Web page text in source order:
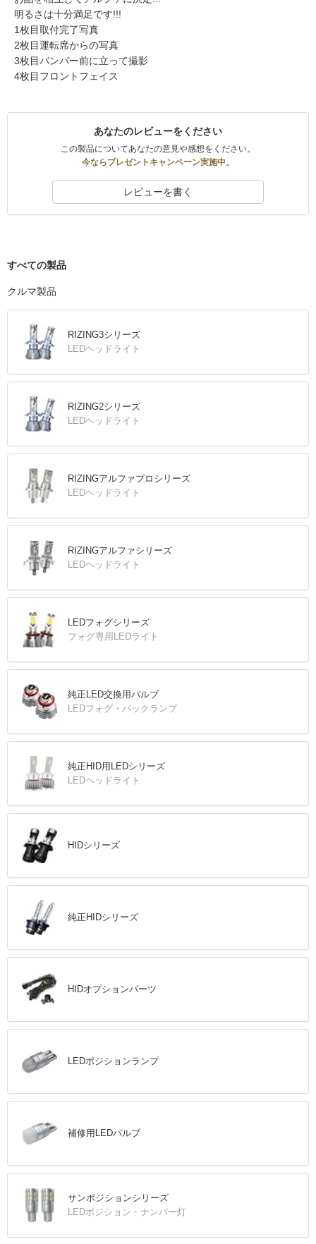
明るさは十分満足です!!!
1枚目取付完了写真
2枚目運転席からの写真
3枚目バンパー前に立って撮影
4枚目フロントフェイス
あなたのレビューをください
この製品についてあなたの意見や感想をください。
今ならプレゼントキャンペーン実施中。
レビューを書く
すべての製品
クルマ製品
RIZING3シリーズ
LEDヘッドライト
RIZING2シリーズ
LEDヘッドライト
RIZINGアルファプロシリーズ
LEDヘッドライト
RIZINGアルファシリーズ
LEDヘッドライト
LEDフォグシリーズ
フォグ専用LEDライト
純正LED交換用バルブ
LEDフォグ・バックランプ
純正HID用LEDシリーズ
LEDヘッドライト
HIDシリーズ
純正HIDシリーズ
HIDオプションパーツ
LEDポジションランプ
補修用LEDバルブ
サンポジションシリーズ
LEDポジション・ナンバー灯